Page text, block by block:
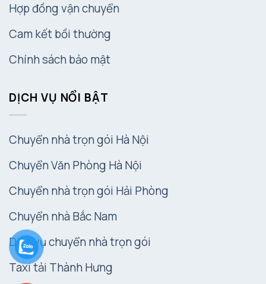
Hợp đồng vận chuyển
Cam kết bồi thường
Chính sách bảo mật
DỊCH VỤ NỔI BẬT
Chuyển nhà trọn gói Hà Nội
Chuyển Văn Phòng Hà Nội
Chuyển nhà trọn gói Hải Phòng
Chuyển nhà Bắc Nam
Dịch vụ chuyển nhà trọn gói
Taxi tải Thành Hưng